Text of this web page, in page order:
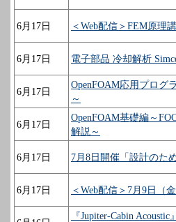
6月17日 ＜Web配信＞FEM原理
6月17日 電子部品 冷却解析
6月17日
OpenFOAM応用プログ
～
6月17日
OpenFOAM基礎編～
解説～
6月17日 7月8日開催「設計のた
6月17日 ＜Web配信＞7月9日
『Jupiter-Cabin